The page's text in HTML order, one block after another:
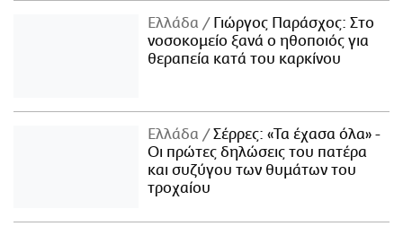
Ελλάδα
Γιώργος Παράσχος: Στο
νοσοκομείο ξανά ο ηθοποιός για
θεραπεία κατά του καρκίνου
Ελλάδα
Σέρρες: «Τα έχασα όλα» -
Οι πρώτες δηλώσεις του πατέρα
και συζύγου των θυμάτων του
τροχαίου